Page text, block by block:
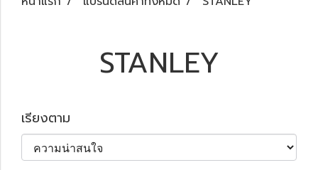
STANLEY
เรียงตาม